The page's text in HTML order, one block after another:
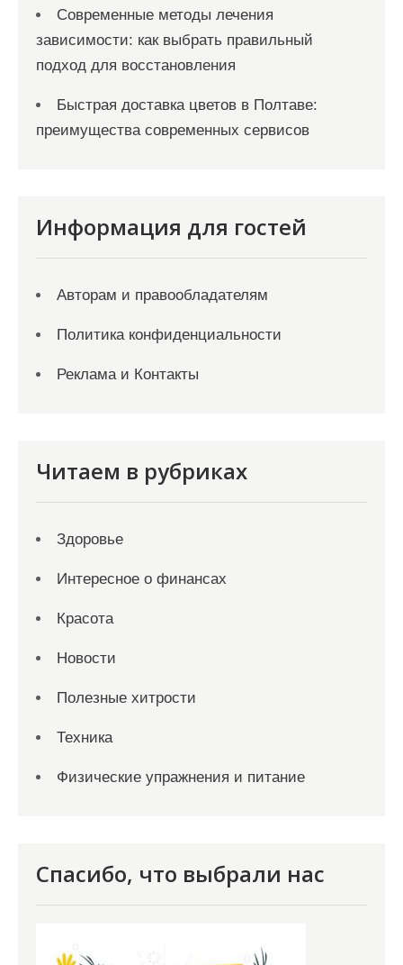
Современные методы лечения
зависимости: как выбрать правильный
подход для восстановления
Быстрая доставка цветов в Полтаве:
преимущества современных сервисов
Информация для гостей
Авторам и правообладателям
Политика конфиденциальности
Реклама и Контакты
Читаем в рубриках
Здоровье
Интересное о финансах
Красота
Новости
Полезные хитрости
Техника
Физические упражнения и питание
Спасибо, что выбрали нас